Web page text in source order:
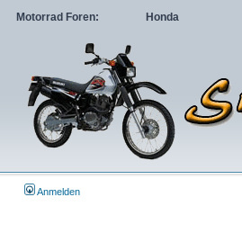
Motorrad Foren: Honda
Anmelden